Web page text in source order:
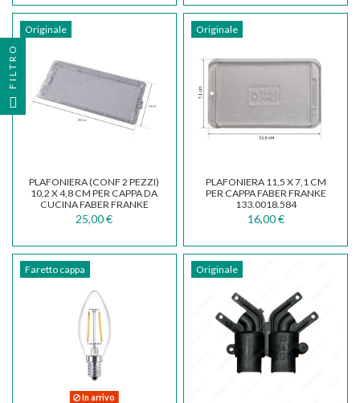
Originale
PLAFONIERA (CONF 2 PEZZI)
10,2 X 4,8 CM PER CAPPA DA
CUCINA FABER FRANKE
INKA...
25,00 €
Originale
PLAFONIERA 11,5 X 7,1 CM
PER CAPPA FABER FRANKE
133.0018.584
16,00 €
Faretto cappa
In arrivo
Originale
FILTRO